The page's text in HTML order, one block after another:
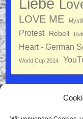
LOVE ME
Protest
Rebell
Heart - German
World Cup 2014